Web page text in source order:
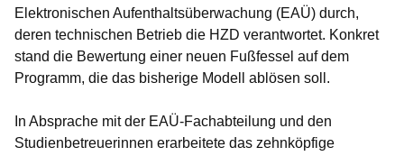
Elektronischen Aufenthaltsüberwachung (EAÜ) durch,
deren technischen Betrieb die HZD verantwortet. Konkret
stand die Bewertung einer neuen Fußfessel auf dem
Programm, die das bisherige Modell ablösen soll.
In Absprache mit der EAÜ-Fachabteilung und den
Studienbetreuerinnen erarbeitete das zehnköpfige